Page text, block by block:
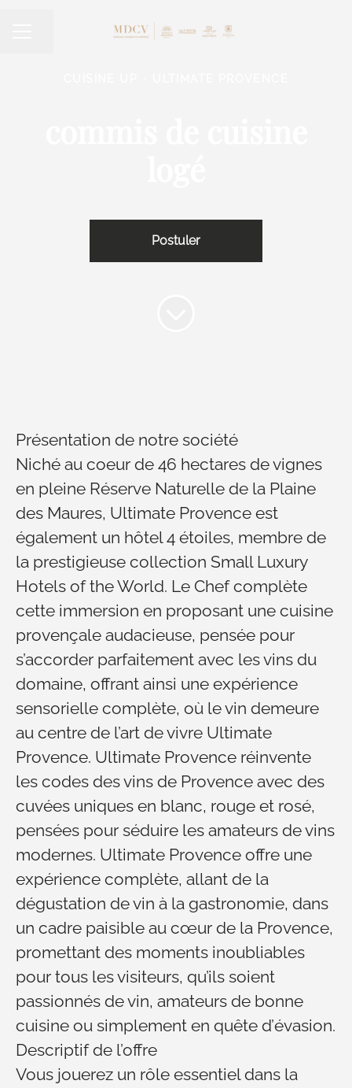
Partager la page
Postuler
Présentation de notre société
Niché au coeur de 46 hectares de vignes
en pleine Réserve Naturelle de la Plaine
des Maures, Ultimate Provence est
également un hôtel 4 étoiles, membre de
la prestigieuse collection Small Luxury
Hotels of the World. Le Chef complète
cette immersion en proposant une cuisine
provençale audacieuse, pensée pour
s’accorder parfaitement avec les vins du
domaine, offrant ainsi une expérience
sensorielle complète, où le vin demeure
au centre de l’art de vivre Ultimate
Provence. Ultimate Provence réinvente
les codes des vins de Provence avec des
cuvées uniques en blanc, rouge et rosé,
pensées pour séduire les amateurs de vins
modernes. Ultimate Provence offre une
expérience complète, allant de la
dégustation de vin à la gastronomie, dans
un cadre paisible au cœur de la Provence,
promettant des moments inoubliables
pour tous les visiteurs, qu’ils soient
passionnés de vin, amateurs de bonne
cuisine ou simplement en quête d’évasion.
Descriptif de l’offre
Vous jouerez un rôle essentiel dans la